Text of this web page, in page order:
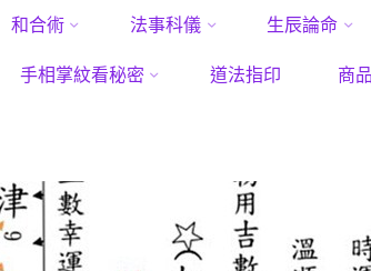
和合術 法事科儀 生辰論命
手相掌紋看秘密 道法指印 商
Home命名